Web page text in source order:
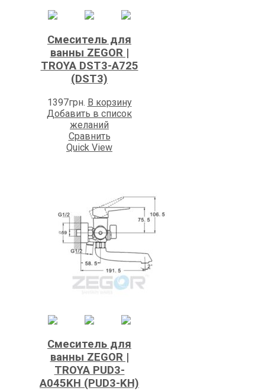
Смеситель для
ванны ZEGOR |
TROYA DST3-A725
(DST3)
1397грн. В корзину
Добавить в список
желаний
Сравнить
Quick View
Смеситель для
ванны ZEGOR |
TROYA PUD3-
A045KH (PUD3-KH)